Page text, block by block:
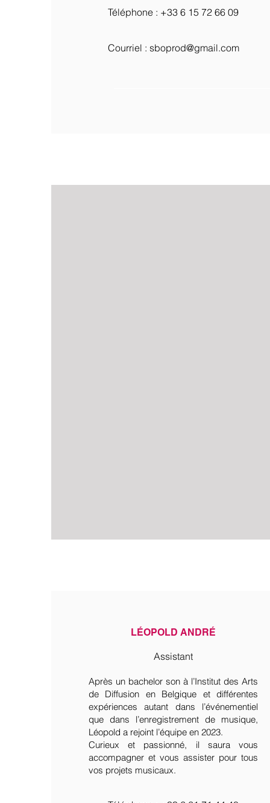
LÉOPOLD ANDRÉ
Assistant
Après un bachelor son à l’Institut des Arts
de Diffusion en Belgique et différentes
expériences autant dans l’événementiel
que dans l’enregistrement de musique,
Léopold a rejoint l’équipe en 2023.
Curieux et passionné, il saura vous
accompagner et vous assister pour tous
vos projets musicaux.
Téléphone : ‭+33 6 15 72 66 09‬
Courriel : sboprod@gmail.com